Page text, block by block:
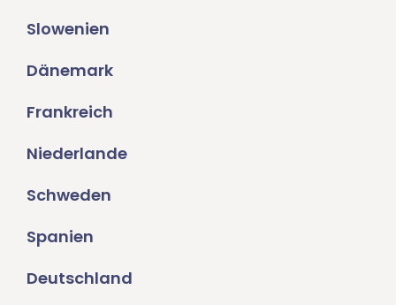
Slowenien
Dänemark
Frankreich
Niederlande
Schweden
Spanien
Deutschland